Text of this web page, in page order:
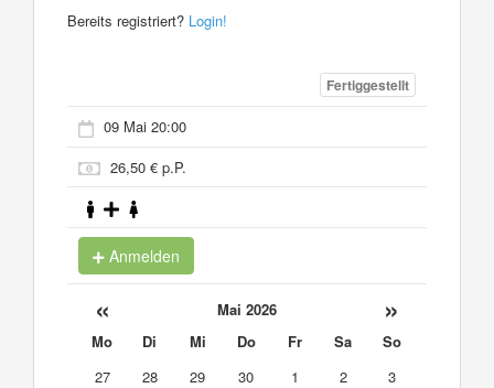
Bereits registriert? Login!
Fertiggestellt
09 Mai 20:00
26,50 € p.P.
Anmelden
« Mai 2026 »
Mo Di Mi Do Fr Sa
So
27
28 29 30 1 2
3